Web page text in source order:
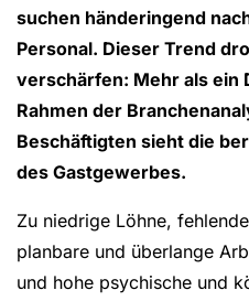
suchen händeringend
Personal. Dieser Trend
verschärfen: Mehr als ein
Rahmen der
Beschäftigten sieht die
des Gastgewerbes.
Zu niedrige Löhne,
planbare und überlange
und hohe psychische und